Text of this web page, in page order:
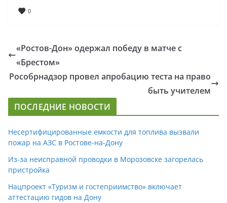
0
«Ростов-Дон» одержал победу в матче с
«Брестом»
Рособрнадзор провел апробацию теста на право
быть учителем
ПОСЛЕДНИЕ НОВОСТИ
Несертифицированные емкости для топлива вызвали
пожар на АЗС в Ростове-на-Дону
Из-за неисправной проводки в Морозовске загорелась
пристройка
Нацпроект «Туризм и гостеприимство» включает
аттестацию гидов на Дону